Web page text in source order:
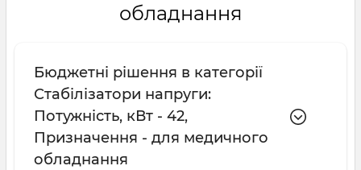
обладнання
Бюджетні рішення в категорії
Стабілізатори напруги:
Потужність, кВт - 42,
Призначення - для медичного
обладнання